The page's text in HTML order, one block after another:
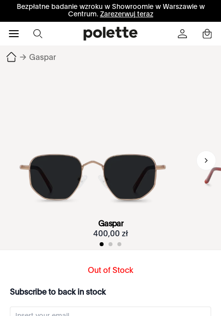
Bezpłatne badanie wzroku w Showroomie w Warszawie w
Centrum. Zarezerwuj teraz
→ Gaspar
Gaspar
400,00 zł
Out of Stock
Subscribe to back in stock